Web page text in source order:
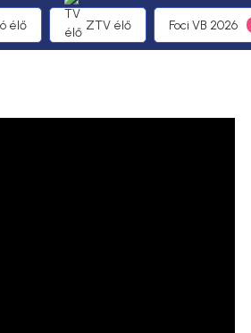
élő ZTV élő Foci VB 2026